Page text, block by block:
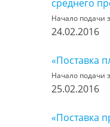
среднего
Начало подачи
24.02.2016
«Поставка
Начало подачи
25.02.2016
«Поставка